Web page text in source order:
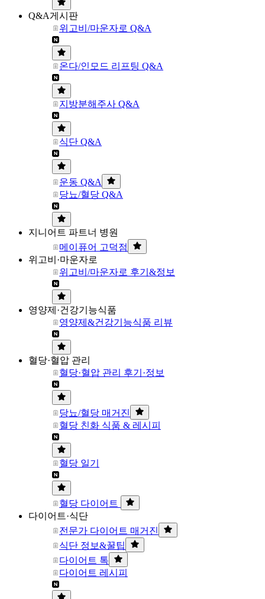
Q&A게시판
위고비/마운자로 Q&A
온다/인모드 리프팅 Q&A
지방분해주사 Q&A
식단 Q&A
운동 Q&A
당뇨/혈당 Q&A
지니어트 파트너 병원
메이퓨어 고덕점
위고비·마운자로
위고비/마운자로 후기&정보
영양제·건강기능식품
영양제&건강기능식품 리뷰
혈당·혈압 관리
혈당·혈압 관리 후기·정보
당뇨/혈당 매거진
혈당 친화 식품 & 레시피
혈당 일기
혈당 다이어트
다이어트·식단
전문가 다이어트 매거진
식단 정보&꿀팁
다이어트 톡
다이어트 레시피